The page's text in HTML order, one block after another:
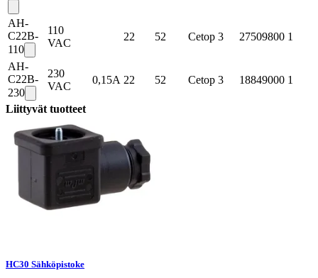
AH-
C22B-
110
110
VAC
22 52 Cetop 3 27509800 1
AH-
C22B-
230
230
VAC
0,15A 22 52 Cetop 3 18849000 1
Liittyvät tuotteet
HC30 Sähköpistoke